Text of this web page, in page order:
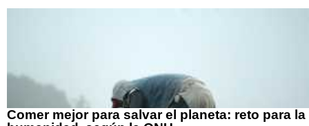
Comer mejor para salvar el planeta: reto para la